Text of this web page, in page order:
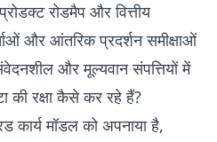
रोडमैप और वित्तीय
और आंतरिक प्रदर्शन समीक्षाओं
और मूल्यवान संपत्तियों में
रक्षा कैसे कर रहे हैं?
कार्य मॉडल को अपनाया है,